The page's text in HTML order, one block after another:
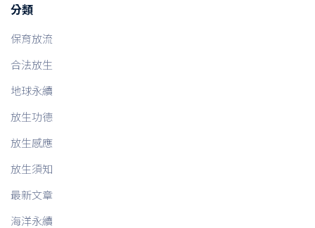
分類
保育放流
合法放生
地球永續
放生功德
放生感應
放生須知
最新文章
海洋永續